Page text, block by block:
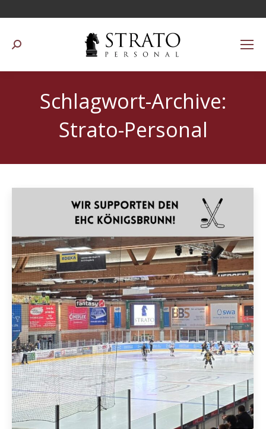
Suchen:
Schlagwort-Archive:
Strato-Personal